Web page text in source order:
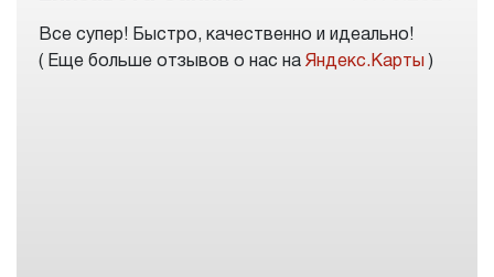
Все супер! Быстро, качественно и идеально!
( Еще больше отзывов о нас на Яндекс.Карты )